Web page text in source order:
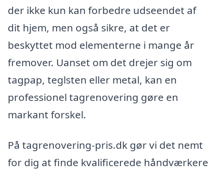
der ikke kun kan forbedre udseendet af
dit hjem, men også sikre, at det er
beskyttet mod elementerne i mange år
fremover. Uanset om det drejer sig om
tagpap, teglsten eller metal, kan en
professionel tagrenovering gøre en
markant forskel.
På tagrenovering-pris.dk gør vi det nemt
for dig at finde kvalificerede håndværkere